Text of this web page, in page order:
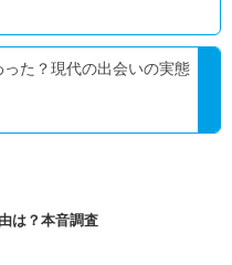
った？現代の出会いの実態
は？本音調査